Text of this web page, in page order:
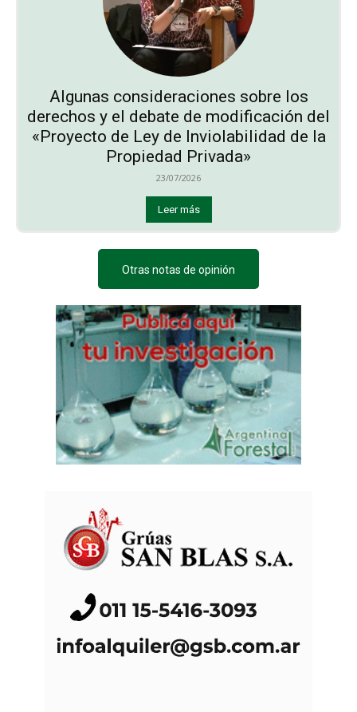
Algunas consideraciones sobre los
derechos y el debate de modificación del
«Proyecto de Ley de Inviolabilidad de la
Propiedad Privada»
23/07/2026
Leer más
Otras notas de opinión